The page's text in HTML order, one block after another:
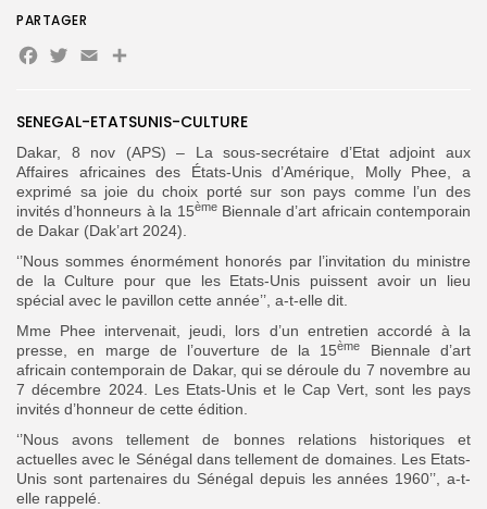
SENEGAL-ETATSUNIS-CULTURE
Dakar, 8 nov (APS) – La sous-secrétaire d’Etat adjoint aux
Affaires africaines des États-Unis d’Amérique, Molly Phee, a
exprimé sa joie du choix porté sur son pays comme l’un des
invités d’honneurs à la 15èmeBiennale d’art africain contemporain
de Dakar (Dak’art 2024).
‘’Nous sommes énormément honorés par l’invitation du ministre
de la Culture pour que les Etats-Unis puissent avoir un lieu
spécial avec le pavillon cette année’’, a-t-elle dit.
Mme Phee intervenait, jeudi, lors d’un entretien accordé à la
presse, en marge de l’ouverture de la 15ème
Biennale d’art
africain contemporain de Dakar, qui se déroule du 7 novembre au
7 décembre 2024. Les Etats-Unis et le Cap Vert, sont les pays
invités d’honneur de cette édition.
‘’Nous avons tellement de bonnes relations historiques et
actuelles avec le Sénégal dans tellement de domaines. Les Etats-
Unis sont partenaires du Sénégal depuis les années 1960’’, a-t-
elle rappelé.
PARTAGER
Facebook
Twitter
EmailPartager